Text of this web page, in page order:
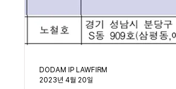
DODAM IP LAWFIRM
2023년 4월 20일